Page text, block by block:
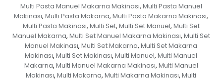
Multi Pasta Manuel Makarna Makinası, Multi Pasta Manuel
Makinası, Multi Pasta Makarna, Multi Pasta Makarna Makinası,
Multi Pasta Makinası, Multi Set, Multi Set Manuel, Multi Set
Manuel Makarna, Multi Set Manuel Makarna Makinası, Multi Set
Manuel Makinası, Multi Set Makarna, Multi Set Makarna
Makinası, Multi Set Makinası, Multi Manuel, Multi Manuel
Makarna, Multi Manuel Makarna Makinası, Multi Manuel
Makinası, Multi Makarna, Multi Makarna Makinası, Multi